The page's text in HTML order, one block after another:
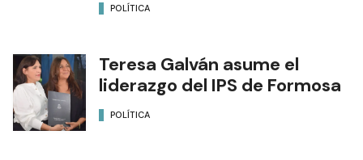
POLÍTICA
Teresa Galván asume el
liderazgo del IPS de Formosa
POLÍTICA